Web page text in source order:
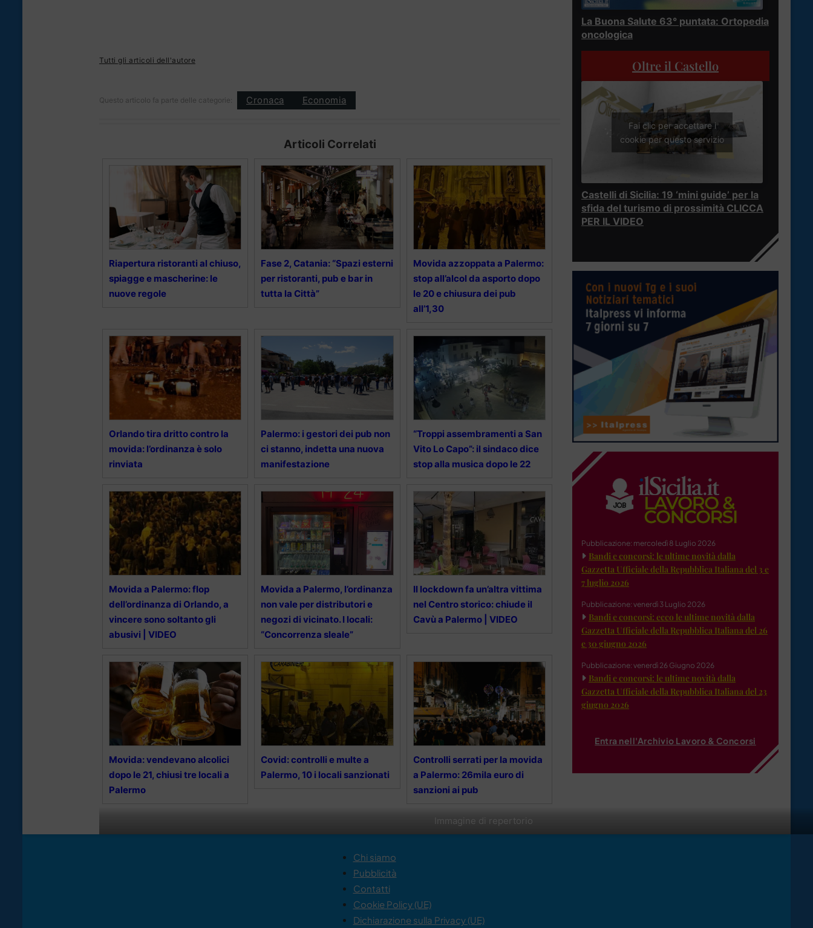
Immagine di repertorio
Tutti gli articoli dell'autore
Questo articolo fa parte delle categorie: Cronaca Economia
Articoli Correlati
Riapertura ristoranti al chiuso,
spiagge e mascherine: le
nuove regole
Fase 2, Catania: “Spazi esterni
per ristoranti, pub e bar in
tutta la Città”
Movida azzoppata a Palermo:
stop all’alcol da asporto dopo
le 20 e chiusura dei pub
all’1,30
Orlando tira dritto contro la
movida: l’ordinanza è solo
rinviata
Palermo: i gestori dei pub non
ci stanno, indetta una nuova
manifestazione
“Troppi assembramenti a San
Vito Lo Capo”: il sindaco dice
stop alla musica dopo le 22
Movida a Palermo: flop
dell’ordinanza di Orlando, a
vincere sono soltanto gli
abusivi | VIDEO
Movida a Palermo, l’ordinanza
non vale per distributori e
negozi di vicinato. I locali:
“Concorrenza sleale”
Il lockdown fa un’altra vittima
nel Centro storico: chiude il
Cavù a Palermo | VIDEO
Movida: vendevano alcolici
dopo le 21, chiusi tre locali a
Palermo
Covid: controlli e multe a
Palermo, 10 i locali sanzionati
Controlli serrati per la movida
a Palermo: 26mila euro di
sanzioni ai pub
La Buona Salute 63° puntata: Ortopedia
oncologica
Oltre il Castello
Fai clic per accettare i
cookie per questo servizio
Castelli di Sicilia: 19 ‘mini guide’ per la
sfida del turismo di prossimità CLICCA
PER IL VIDEO
Pubblicazione: mercoledì 8 Luglio 2026
Bandi e concorsi: le ultime novità dalla
Gazzetta Ufficiale della Repubblica Italiana del 3 e
7 luglio 2026
Pubblicazione: venerdì 3 Luglio 2026
Bandi e concorsi: ecco le ultime novità dalla
Gazzetta Ufficiale della Repubblica Italiana del 26
e 30 giugno 2026
Pubblicazione: venerdì 26 Giugno 2026
Bandi e concorsi: le ultime novità dalla
Gazzetta Ufficiale della Repubblica Italiana del 23
giugno 2026
Entra nell'Archivio Lavoro & Concorsi
Chi siamo
Pubblicità
Contatti
Cookie Policy (UE)
Dichiarazione sulla Privacy (UE)